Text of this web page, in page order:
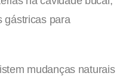
gástricas para
mudanças naturais